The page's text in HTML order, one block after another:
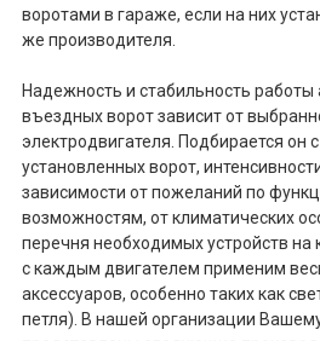
воротами в гараже, если на них
же производителя.
Надежность и стабильность работы
въездных ворот зависит от
электродвигателя. Подбирается он
установленных ворот,
зависимости от пожеланий по
возможностям, от климатических
перечня необходимых устройств на
с каждым двигателем применим
аксессуаров, особенно таких как
петля). В нашей организации